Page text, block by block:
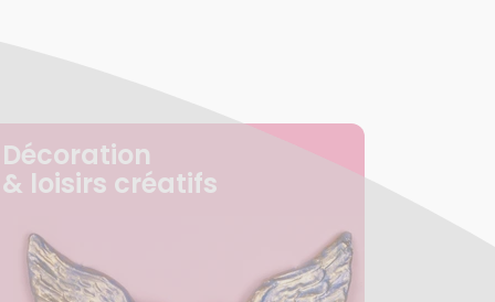
Décoration
& loisirs créatifs